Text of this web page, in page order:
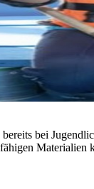
bei
Materialien